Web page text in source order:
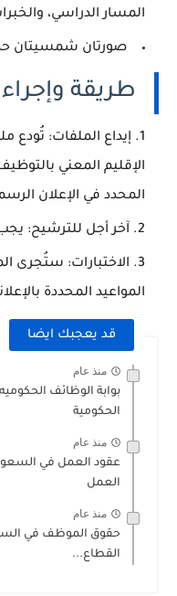
المسار الدراسي،
صورتان شمسيتان
طريقة
إيداع الملفات: تُودع
الإقليم المعني
المحدد في الإعلان
آخر أجل للترشيح: يجب
الاختبارات: ستُجرى
المواعيد المحددة
قد يعجبك ايضا
منذ عام
بوابة الوظائف
الحكومية
منذ عام
عقود العمل في
العمل
منذ عام
حقوق الموظف في
القطاع...